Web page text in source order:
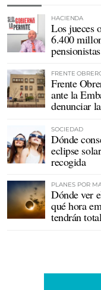
HACIENDA
Los jueces
6.400
FRENTE
Frente
ante la
denunciar
SOCIEDAD
Dónde
eclipse
recogida
PLANES POR
Dónde ver
qué hora
tendrán